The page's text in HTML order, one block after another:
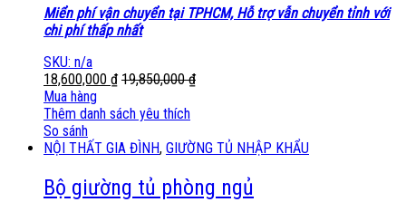
Miển phí vận chuyển tại TPHCM, Hỗ trợ vẫn chuyển tỉnh với
chi phí thấp nhất
SKU: n/a
18,600,000 ₫ 19,850,000₫
Mua hàng
Thêm danh sách yêu thích
So sánh
NỘI THẤT GIA ĐÌNH, GIƯỜNG TỦ NHẬP KHẨU
Bộ giường tủ phòng ngủ